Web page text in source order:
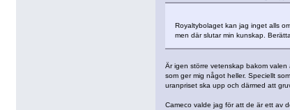
Royaltybolaget kan jag inget alls
men där slutar min kunskap.
Är igen större vetenskap bakom
som ger mig något heller. Speciellt
uranpriset ska upp och därmed att
Cameco valde jag för att de är ett av